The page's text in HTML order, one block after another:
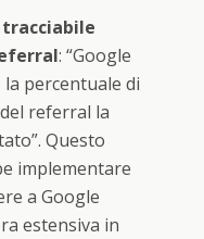
: “Google
percentuale di
referral la
Questo
implementare
a Google
estensiva in